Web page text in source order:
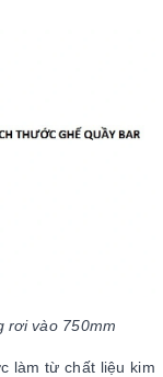
rơi vào 750mm
làm từ chất liệu kim